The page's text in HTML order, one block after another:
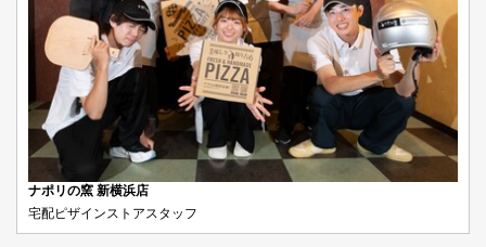
ナポリの窯 新横浜店
宅配ピザインストアスタッフ